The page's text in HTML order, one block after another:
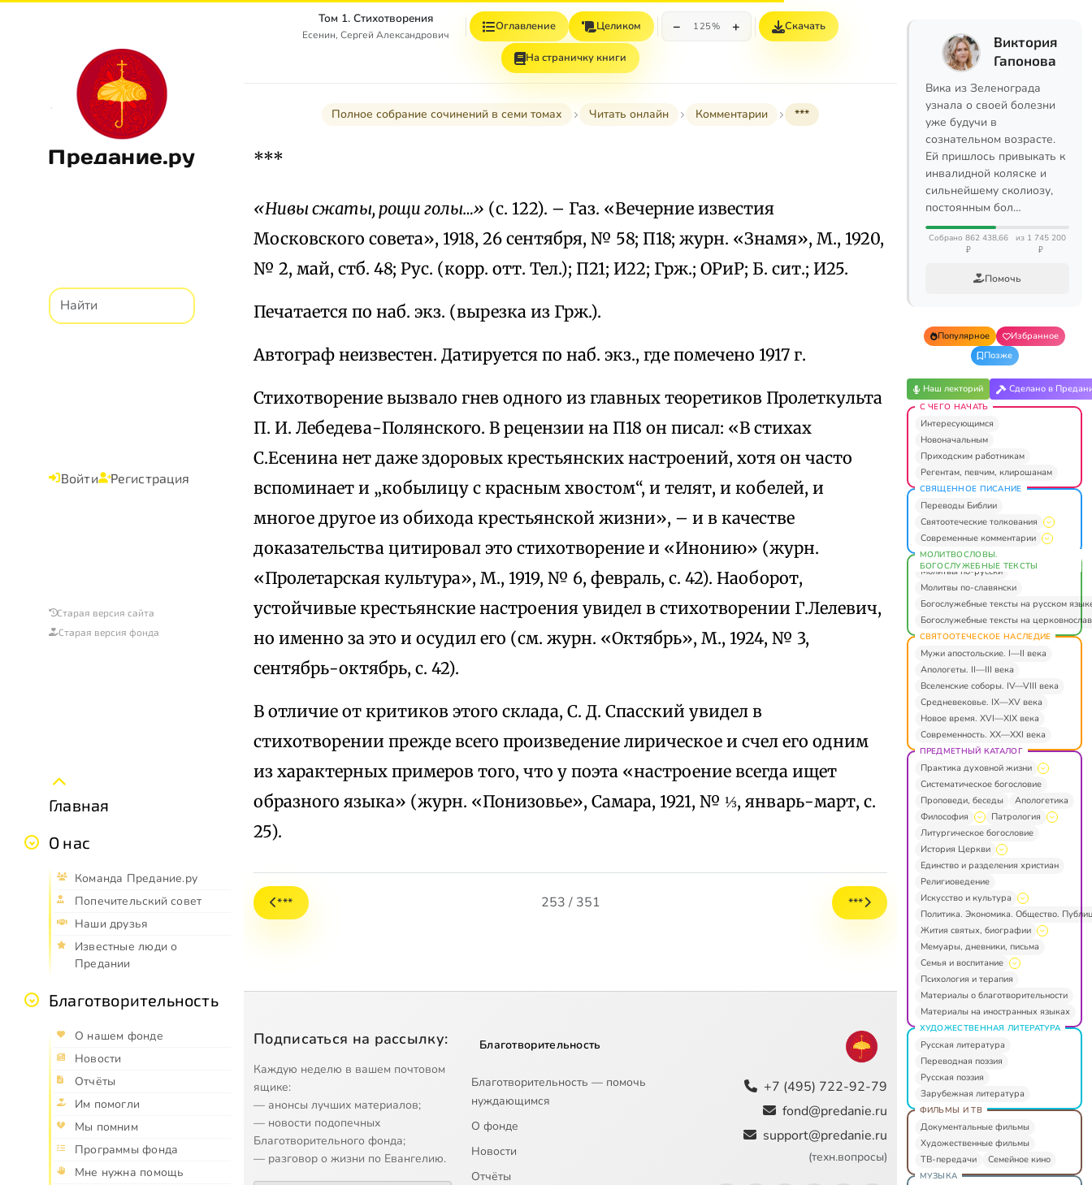
Предание.ру
Войти Регистрация
Старая версия сайта
Старая версия фонда
Главная
О нас
Команда Предание.ру
Попечительский совет
Наши друзья
Известные люди о
Предании
Благотворительность
О нашем фонде
Новости
Отчёты
Им помогли
Мы помним
Программы фонда
Мне нужна помощь
Том 1. Стихотворения
Есенин, Сергей Александрович
Оглавление Целиком − 125% + Скачать
На страничку книги
Полное собрание сочинений в семи томах Читать онлайн Комментарии ***
***
«Нивы сжаты, рощи голы…» (с. 122). – Газ. «Вечерние известия
Московского совета», 1918, 26 сентября, № 58; П18; журн. «Знамя», М., 1920,
№ 2, май, стб. 48; Рус. (корр. отт. Тел.); П21; И22; Грж.; ОРиР; Б. сит.; И25.
Печатается по наб. экз. (вырезка из Грж.).
Автограф неизвестен. Датируется по наб. экз., где помечено 1917 г.
Стихотворение вызвало гнев одного из главных теоретиков Пролеткульта
П. И. Лебедева-Полянского. В рецензии на П18 он писал: «В стихах
С.Есенина нет даже здоровых крестьянских настроений, хотя он часто
вспоминает и „кобылицу с красным хвостом“, и телят, и кобелей, и
многое другое из обихода крестьянской жизни», – и в качестве
доказательства цитировал это стихотворение и «Инонию» (журн.
«Пролетарская культура», М., 1919, № 6, февраль, с. 42). Наоборот,
устойчивые крестьянские настроения увидел в стихотворении Г.Лелевич,
но именно за это и осудил его (см. журн. «Октябрь», М., 1924, № 3,
сентябрь-октябрь, с. 42).
В отличие от критиков этого склада, С. Д. Спасский увидел в
стихотворении прежде всего произведение лирическое и счел его одним
из характерных примеров того, что у поэта «настроение всегда ищет
образного языка» (журн. «Понизовье», Самара, 1921, № ⅓, январь-март, с.
25).
*** 253 / 351 ***
Подписаться на рассылку:
Каждую неделю в вашем почтовом
ящике:
— анонсы лучших материалов;
— новости подопечных
Благотворительного фонда;
— разговор о жизни по Евангелию.
Благотворительность
Благотворительность — помочь
нуждающимся
О фонде
Новости
Отчёты
+7 (495) 722-92-79
fond@predanie.ru
support@predanie.ru
(техн.вопросы)
Виктория
Гапонова
Вика из Зеленограда
узнала о своей болезни
уже будучи в
сознательном возрасте.
Ей пришлось привыкать к
инвалидной коляске и
сильнейшему сколиозу,
постоянным бол…
Собрано 862 438,66
₽
из 1 745 200
₽
Помочь
Популярное
Избранное
Позже
Наш лекторий Сделано в
С ЧЕГО НАЧАТЬ
Интересующимся
Новоначальным
Приходским работникам
Регентам, певчим, клирошанам
СВЯЩЕННОЕ ПИСАНИЕ
Переводы Библии
Святоотеческие толкования
Современные комментарии
МОЛИТВОСЛОВЫ.
БОГОСЛУЖЕБНЫЕ ТЕКСТЫ
Молитвы по-русски
Молитвы по-славянски
Богослужебные тексты на русском
Богослужебные тексты на
СВЯТООТЕЧЕСКОЕ НАСЛЕДИЕ
Мужи апостольские. I—II века
Апологеты. II—III века
Вселенские соборы. IV—VIII века
Средневековье. IX—XV века
Новое время. XVI—XIX века
Современность. XX—XXI века
ПРЕДМЕТНЫЙ КАТАЛОГ
Практика духовной жизни
Систематическое богословие
Проповеди, беседы
Апологетика
Философия
Патрология
Литургическое богословие
История Церкви
Единство и разделения христиан
Религиоведение
Искусство и культура
Политика. Экономика. Общество.
Жития святых, биографии
Мемуары, дневники, письма
Семья и воспитание
Психология и терапия
Материалы о благотворительности
Материалы на иностранных языках
ХУДОЖЕСТВЕННАЯ ЛИТЕРАТУРА
Русская литература
Переводная поэзия
Русская поэзия
Зарубежная литература
ФИЛЬМЫ И ТВ
Документальные фильмы
Художественные фильмы
ТВ-передачи
Семейное кино
МУЗЫКА